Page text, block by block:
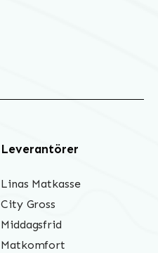
Leverantörer
Linas Matkasse
City Gross
Middagsfrid
Matkomfort